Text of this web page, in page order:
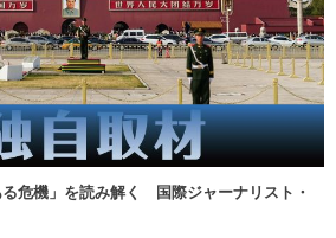
る危機」を読み解く 国際ジャーナリスト・